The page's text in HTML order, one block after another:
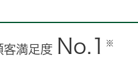
客満足度 No.1 ※